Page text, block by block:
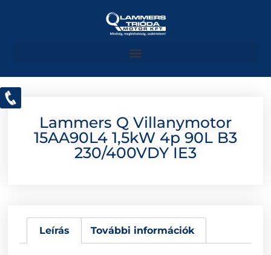
Lammers Q Villanymotor
15AA90L4 1,5kW 4p 90L B3
230/400VDY IE3
Leírás További információk